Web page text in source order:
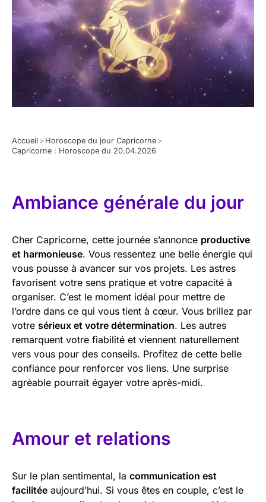
Accueil > Horoscope du jour Capricorne >
Capricorne : Horoscope du 20.04.2026
Ambiance générale du jour
Cher Capricorne, cette journée s’annonce productive
et harmonieuse. Vous ressentez une belle énergie qui
vous pousse à avancer sur vos projets. Les astres
favorisent votre sens pratique et votre capacité à
organiser. C’est le moment idéal pour mettre de
l’ordre dans ce qui vous tient à cœur. Vous brillez par
votre sérieux et votre détermination. Les autres
remarquent votre fiabilité et viennent naturellement
vers vous pour des conseils. Profitez de cette belle
confiance pour renforcer vos liens. Une surprise
agréable pourrait égayer votre après-midi.
Amour et relations
Sur le plan sentimental, la communication est
facilitée aujourd’hui. Si vous êtes en couple, c’est le